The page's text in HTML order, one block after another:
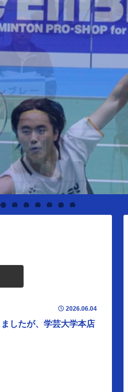
0 1 2 3 4 5
2026.06.04
したが、学芸大学本店